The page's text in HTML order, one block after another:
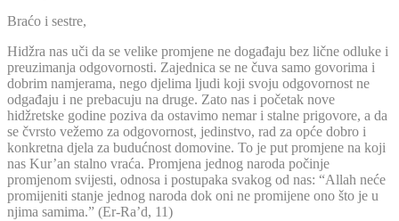
Braćo i sestre,
Hidžra nas uči da se velike promjene ne događaju bez lične odluke i
preuzimanja odgovornosti. Zajednica se ne čuva samo govorima i
dobrim namjerama, nego djelima ljudi koji svoju odgovornost ne
odgađaju i ne prebacuju na druge. Zato nas i početak nove
hidžretske godine poziva da ostavimo nemar i stalne prigovore, a da
se čvrsto vežemo za odgovornost, jedinstvo, rad za opće dobro i
konkretna djela za budućnost domovine. To je put promjene na koji
nas Kur’an stalno vraća. Promjena jednog naroda počinje
promjenom svijesti, odnosa i postupaka svakog od nas: “Allah neće
promijeniti stanje jednog naroda dok oni ne promijene ono što je u
njima samima.” (Er-Ra’d, 11)